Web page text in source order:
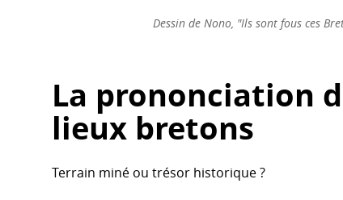
Dessin de Nono, "Ils sont fous ces
La prononciation
lieux bretons
Terrain miné ou trésor historique ?